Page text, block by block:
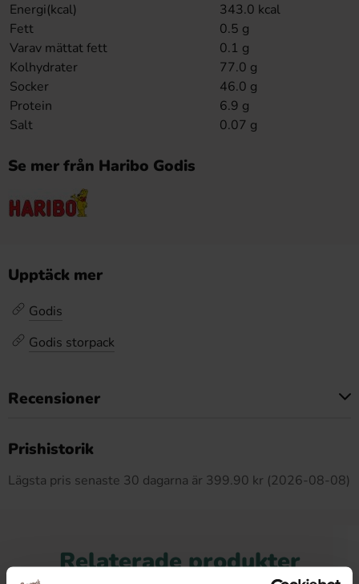
Energi(kcal)
343.0 kcal
Fett
0.5 g
Varav mättat fett
0.1 g
Kolhydrater
77.0 g
Socker
46.0 g
Protein
6.9 g
Salt
0.07 g
Se mer från Haribo Godis
Upptäck mer
Godis
Godis storpack
Recensioner
Prishistorik
Lägsta pris senaste 30 dagarna är 399.90 kr (2026-08-08)
Relaterade produkter